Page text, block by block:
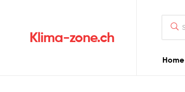
Klima-zone.ch
Home